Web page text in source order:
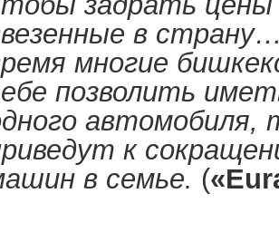
в
многие
позволить
к
в семье. (